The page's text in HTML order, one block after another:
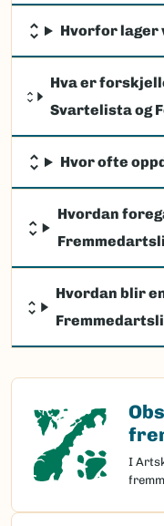
Hvorfor lager
Hva er
Svartelista og
Hvor ofte
Hvordan
Hvordan blir
I